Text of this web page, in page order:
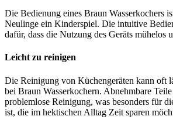
Die Bedienung eines Braun Wasserkochers
Neulinge ein Kinderspiel. Die intuitive
dafür, dass die Nutzung des Geräts mühelos
Leicht zu reinigen
Die Reinigung von Küchengeräten kann oft
bei Braun Wasserkochern. Abnehmbare
problemlose Reinigung, was besonders für
ist, die im hektischen Alltag Zeit sparen